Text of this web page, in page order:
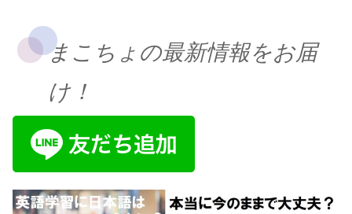
まこちょの最新情報をお届
け！